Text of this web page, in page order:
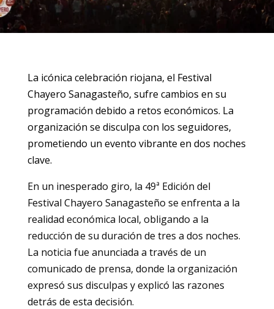
La icónica celebración riojana, el Festival
Chayero Sanagasteño, sufre cambios en su
programación debido a retos económicos. La
organización se disculpa con los seguidores,
prometiendo un evento vibrante en dos noches
clave.
En un inesperado giro, la 49ª Edición del
Festival Chayero Sanagasteño se enfrenta a la
realidad económica local, obligando a la
reducción de su duración de tres a dos noches.
La noticia fue anunciada a través de un
comunicado de prensa, donde la organización
expresó sus disculpas y explicó las razones
detrás de esta decisión.